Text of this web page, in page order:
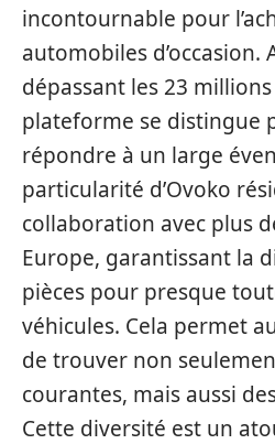
incontournable pour
automobiles d’occasion.
dépassant les 23
plateforme se distingue
répondre à un large
particularité d’Ovoko
collaboration avec plus
Europe, garantissant la
pièces pour presque
véhicules. Cela permet
de trouver non
courantes, mais aussi
Cette diversité est un